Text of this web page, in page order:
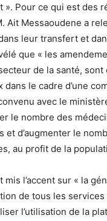
». Pour ce qui est des
Ait Messaoudene a
leur transfert et
que « les
de la santé,
le cadre d’une
avec le
le nombre des
et d’augmenter le
au profit de la
mis l’accent sur « la
de tous les
l’utilisation de la